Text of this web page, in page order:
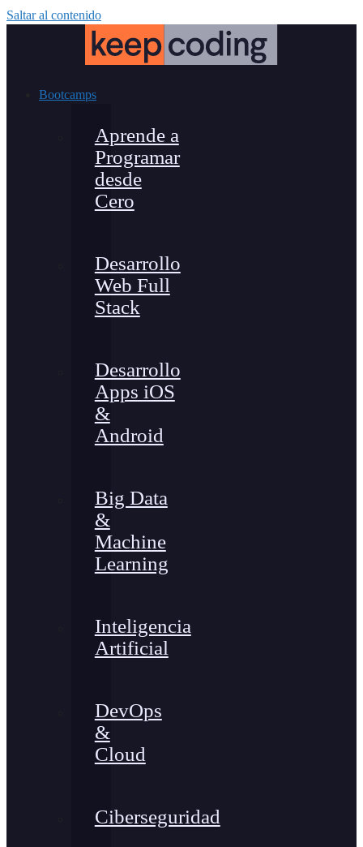
Saltar al contenido
Bootcamps
Aprende a
Programar
desde
Cero
Desarrollo
Web Full
Stack
Desarrollo
Apps iOS
&
Android
Big Data
&
Machine
Learning
Inteligencia
Artificial
DevOps
&
Cloud
Ciberseguridad